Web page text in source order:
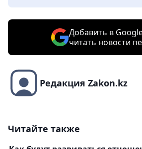
Добавить в
читать новости
Редакция Zakon.kz
Читайте также